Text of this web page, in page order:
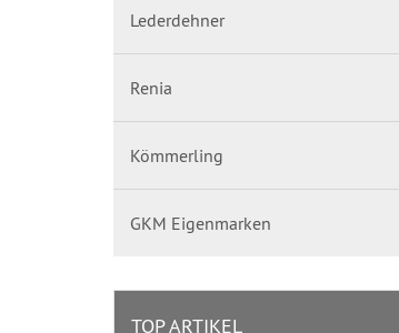
Lederdehner
Renia
Kömmerling
GKM Eigenmarken
TOP ARTIKEL